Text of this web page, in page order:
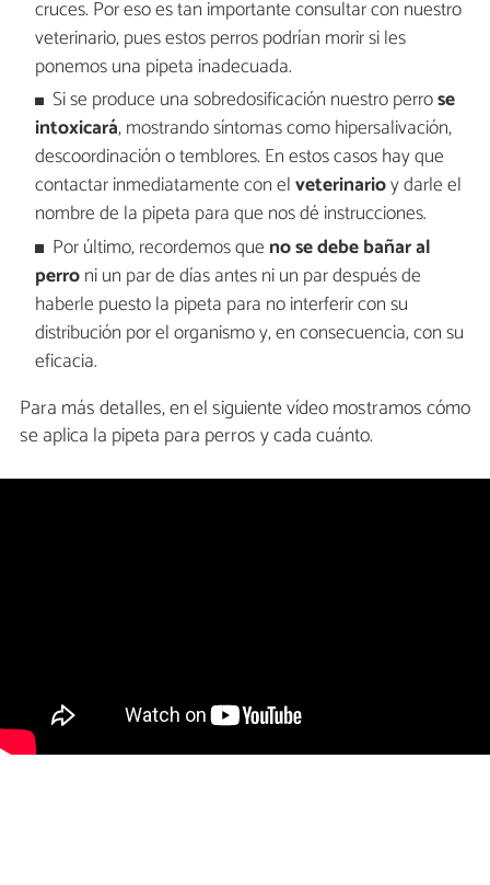
cruces. Por eso es tan importante consultar con nuestro
veterinario, pues estos perros podrían morir si les
ponemos una pipeta inadecuada.
Si se produce una sobredosificación nuestro perrose
intoxicará, mostrando síntomas como hipersalivación,
descoordinación o temblores. En estos casos hay que
contactar inmediatamente con elveterinarioy darle el
nombre de la pipeta para que nos dé instrucciones.
Por último, recordemos que no se debe bañar al
perroni un par de días antes ni un par después de
haberle puesto la pipeta para no interferir con su
distribución por el organismo y, en consecuencia, con su
eficacia.
Para más detalles, en el siguiente vídeo mostramos cómo
se aplica la pipeta para perros y cada cuánto.